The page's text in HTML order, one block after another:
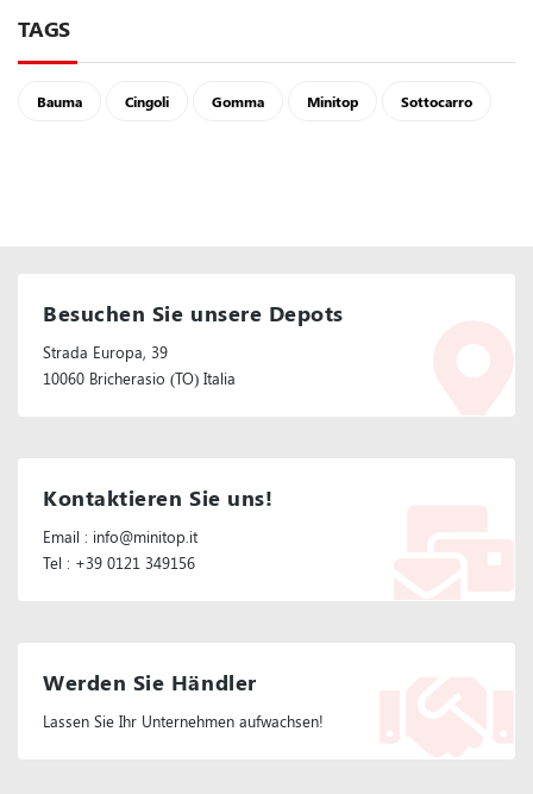
TAGS
Bauma Cingoli Gomma Minitop Sottocarro
Besuchen Sie unsere Depots
Strada Europa, 39
10060 Bricherasio (TO) Italia
Kontaktieren Sie uns!
Email : info@minitop.it
Tel : +39 0121 349156
Werden Sie Händler
Lassen Sie Ihr Unternehmen aufwachsen!